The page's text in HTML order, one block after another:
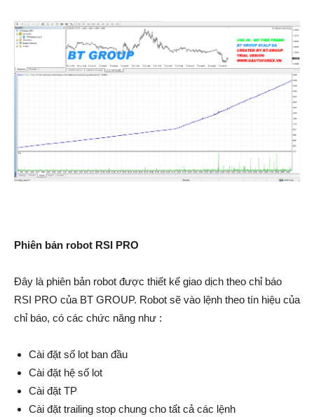
Phiên bản robot RSI PRO
Đây là phiên bản robot được thiết kế giao dịch theo chỉ báo
RSI PRO của BT GROUP. Robot sẽ vào lệnh theo tín hiệu của
chỉ báo, có các chức năng như :
Cài đặt số lot ban đầu
Cài đặt hệ số lot
Cài đặt TP
Cài đặt trailing stop chung cho tất cả các lệnh